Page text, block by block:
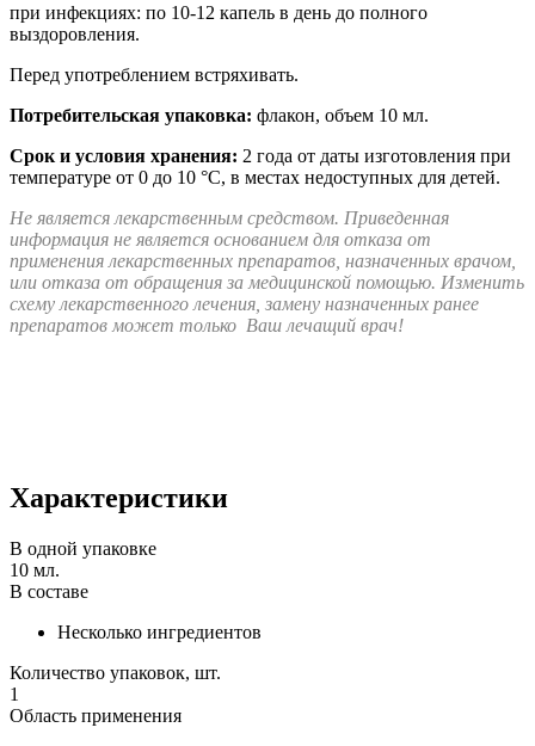
при инфекциях: по 10-12 капель в день до полного
выздоровления.
Перед употреблением встряхивать.
Потребительская упаковка: флакон, объем 10 мл.
Срок и условия хранения: 2 года от даты изготовления при
температуре от 0 до 10 °С, в местах недоступных для детей.
Не является лекарственным средством. Приведенная
информация не является основанием для отказа от
применения лекарственных препаратов, назначенных врачом,
или отказа от обращения за медицинской помощью. Изменить
схему лекарственного лечения, замену назначенных ранее
препаратов может только Ваш лечащий врач!
Характеристики
В одной упаковке
10 мл.
В составе
Несколько ингредиентов
Количество упаковок, шт.
1
Область применения